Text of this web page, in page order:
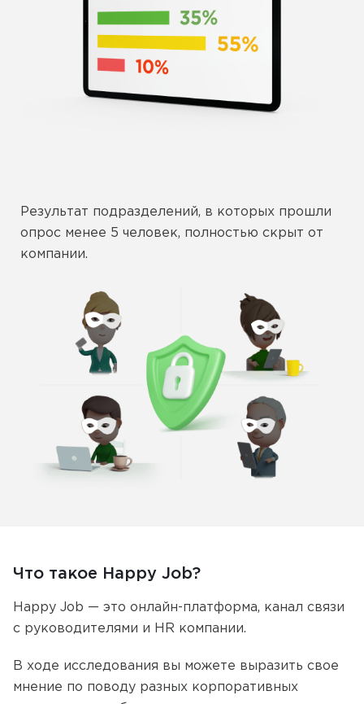
Результат подразделений, в которых прошли
опрос менее 5 человек, полностью скрыт от
компании.
Что такое Happy Job?
Happy Job — это онлайн-платформа, канал связи
с руководителями и HR компании.
В ходе исследования вы можете выразить свое
мнение по поводу разных корпоративных